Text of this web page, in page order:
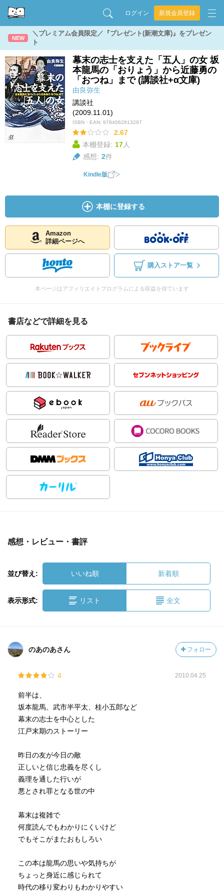
ログイン 新規会員登録
NEW
＼プレミアム会員限定／『プレゼント(新潮文庫)』をプレゼン
ト
幕末の志士を支えた「五人」の女 坂
本龍馬の「おりょう」から近藤勇の
「おつね」まで (講談社+α文庫)
由良弥生
講談社
(2009.11.01)
ISBN・EAN: 9784062813297
2.67
本棚登録: 17人
感想: 2件
Kindle版
本棚に登録する
Amazon
詳細ページへ
購入ストア一覧
本ページはアフィリエイトプログラムによる収益を得ています
書店などで詳細を見る
感想・レビュー・書評
並び替え: いいね順 新着順
表示形式: リスト 全文
のあのあさん フォロー
4 2010.04.25
前半は、
坂本龍馬、武市半平太、桂小五郎など
幕末の志士を中心とした
江戸末期のストーリー
昨日の友が今日の敵
正しいと信じ忠義を尽くし
義理を通した行いが
悪とされ罪となる世の中
幕末は複雑で
何度読んでもわかりにくいけど
でもそこがまたおもしろい
この本は龍馬の思いや気持ちが
ちょっと身近に感じられて
時代の移り変わりもわかりやすい